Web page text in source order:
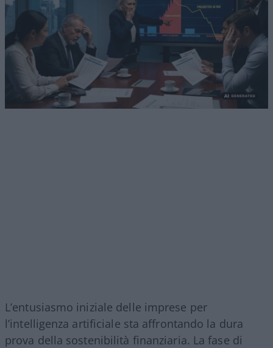
L’entusiasmo iniziale delle imprese per
l’intelligenza artificiale sta affrontando la dura
prova della sostenibilità finanziaria. La fase di